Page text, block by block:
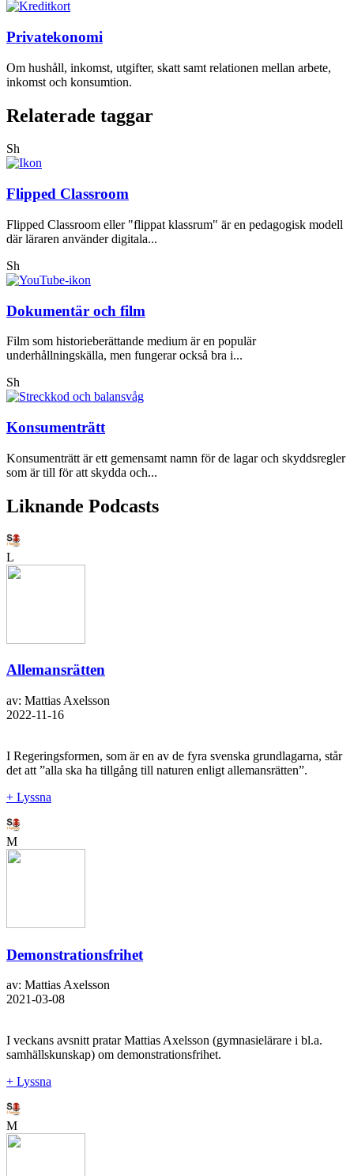
Privatekonomi
Om hushåll, inkomst, utgifter, skatt samt relationen mellan arbete,
inkomst och konsumtion.
Relaterade taggar
Sh
Flipped Classroom
Flipped Classroom eller "flippat klassrum" är en pedagogisk modell
där läraren använder digitala...
Sh
Dokumentär och film
Film som historieberättande medium är en populär
underhållningskälla, men fungerar också bra i...
Sh
Konsumenträtt
Konsumenträtt är ett gemensamt namn för de lagar och skyddsregler
som är till för att skydda och...
Liknande Podcasts
L
Allemansrätten
av: Mattias Axelsson
2022-11-16
I Regeringsformen, som är en av de fyra svenska grundlagarna, står
det att ”alla ska ha tillgång till naturen enligt allemansrätten”.
+ Lyssna
M
Demonstrationsfrihet
av: Mattias Axelsson
2021-03-08
I veckans avsnitt pratar Mattias Axelsson (gymnasielärare i bl.a.
samhällskunskap) om demonstrationsfrihet.
+ Lyssna
M